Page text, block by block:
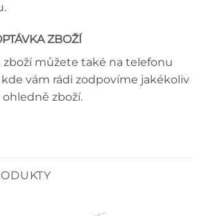
ZBOŽÍ
můžete také na telefonu
kde vám rádi zodpovíme jakékoliv
zboží.